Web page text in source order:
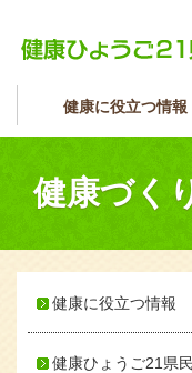
健康に役立つ情報
健康づく
健康に役立つ情報
健康ひょうご21県